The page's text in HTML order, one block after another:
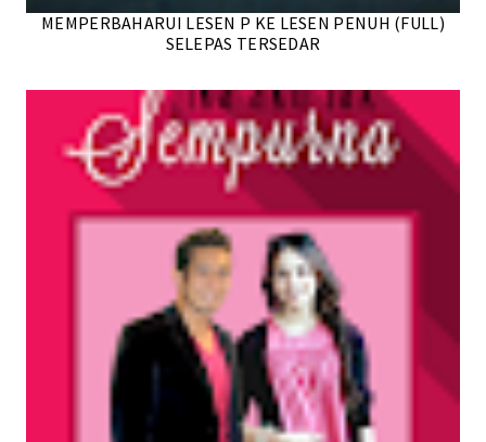
MEMPERBAHARUI LESEN P KE LESEN PENUH (FULL)
SELEPAS TERSEDAR